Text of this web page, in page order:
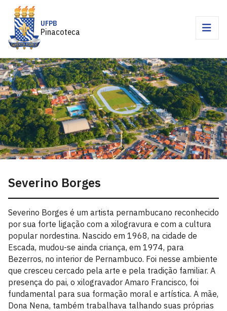
UFPB
Pinacoteca
Severino Borges
Severino Borges é um artista pernambucano reconhecido
por sua forte ligação com a xilogravura e com a cultura
popular nordestina. Nascido em 1968, na cidade de
Escada, mudou-se ainda criança, em 1974, para
Bezerros, no interior de Pernambuco. Foi nesse ambiente
que cresceu cercado pela arte e pela tradição familiar. A
presença do pai, o xilogravador Amaro Francisco, foi
fundamental para sua formação moral e artística. A mãe,
Dona Nena, também trabalhava talhando suas próprias